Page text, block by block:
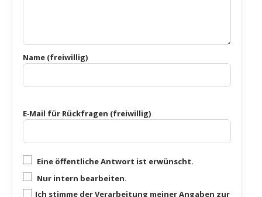
Name (frei­wil­lig)
E‑Mail für Rück­fra­gen (frei­wil­lig)
Eine öffent­li­che Ant­wort ist erwünscht.
Nur intern bear­bei­ten.
Ich stim­me der Ver­ar­bei­tung mei­ner Anga­ben zur